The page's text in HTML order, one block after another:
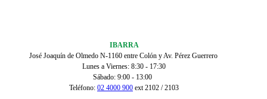
IBARRA
José Joaquín de Olmedo N-1160 entre Colón y Av. Pérez Guerrero
Lunes a Viernes: 8:30 - 17:30
Sábado: 9:00 - 13:00
Teléfono: 02 4000 900 ext 2102 / 2103